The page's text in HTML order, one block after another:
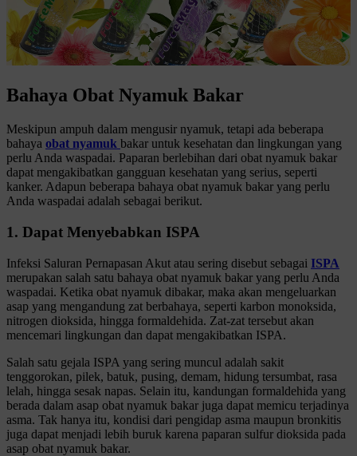
Bahaya Obat Nyamuk Bakar
Meskipun ampuh dalam mengusir nyamuk, tetapi ada beberapa
bahaya obat nyamuk bakar untuk kesehatan dan lingkungan yang
perlu Anda waspadai. Paparan berlebihan dari obat nyamuk bakar
dapat mengakibatkan gangguan kesehatan yang serius, seperti
kanker. Adapun beberapa bahaya obat nyamuk bakar yang perlu
Anda waspadai adalah sebagai berikut.
1. Dapat Menyebabkan ISPA
Infeksi Saluran Pernapasan Akut atau sering disebut sebagai ISPA
merupakan salah satu bahaya obat nyamuk bakar yang perlu Anda
waspadai. Ketika obat nyamuk dibakar, maka akan mengeluarkan
asap yang mengandung zat berbahaya, seperti karbon monoksida,
nitrogen dioksida, hingga formaldehida. Zat-zat tersebut akan
mencemari lingkungan dan dapat mengakibatkan ISPA.
Salah satu gejala ISPA yang sering muncul adalah sakit
tenggorokan, pilek, batuk, pusing, demam, hidung tersumbat, rasa
lelah, hingga sesak napas. Selain itu, kandungan formaldehida yang
berada dalam asap obat nyamuk bakar juga dapat memicu terjadinya
asma. Tak hanya itu, kondisi dari pengidap asma maupun bronkitis
juga dapat menjadi lebih buruk karena paparan sulfur dioksida pada
asap obat nyamuk bakar.